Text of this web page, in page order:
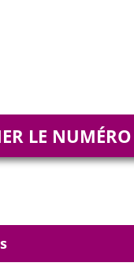
LE NUMÉRO